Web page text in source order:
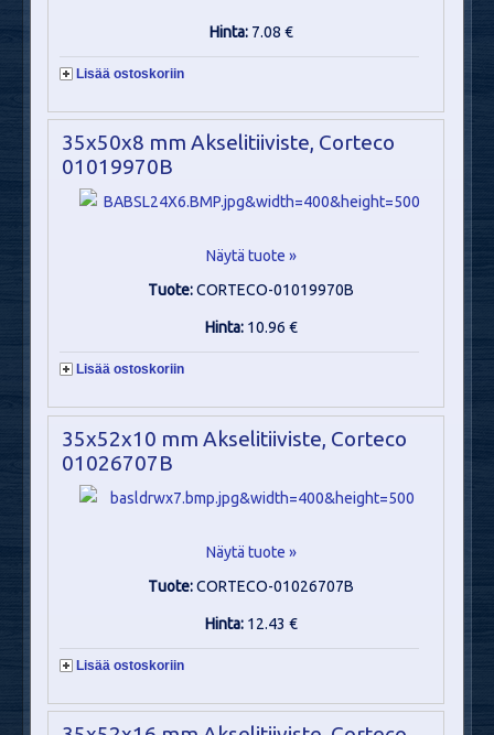
Hinta: 7.08 €
Lisää ostoskoriin
35x50x8 mm Akselitiiviste, Corteco
01019970B
Näytä tuote »
Tuote:CORTECO-01019970B
Hinta: 10.96 €
Lisää ostoskoriin
35x52x10 mm Akselitiiviste, Corteco
01026707B
Näytä tuote »
Tuote:CORTECO-01026707B
Hinta: 12.43 €
Lisää ostoskoriin